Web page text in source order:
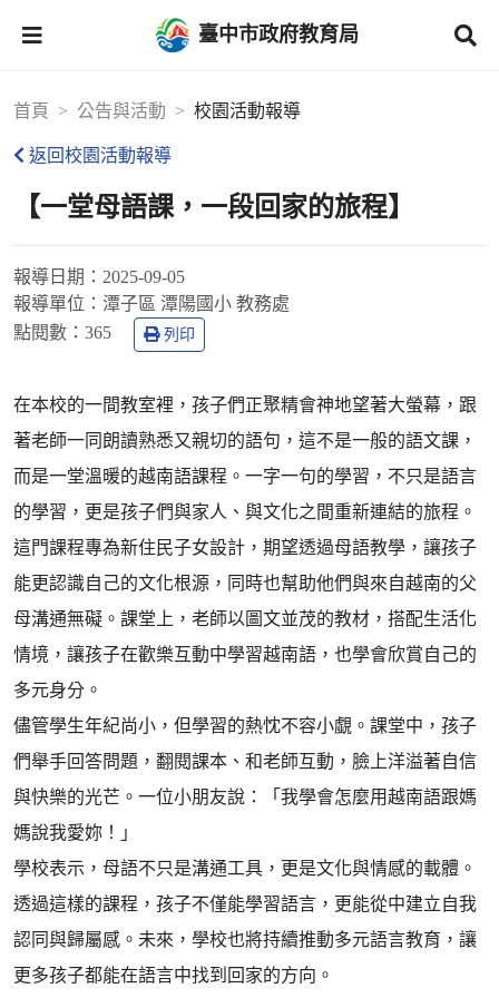
臺中市政府教育局
首頁 公告與活動 校園活動報導
返回校園活動報導
【一堂母語課，一段回家的旅程】
報導日期： 2025-09-05
報導單位： 潭子區 潭陽國小 教務處
點閱數： 365 列印
在本校的一間教室裡，孩子們正聚精會神地望著大螢幕，跟
著老師一同朗讀熟悉又親切的語句，這不是一般的語文課，
而是一堂溫暖的越南語課程。一字一句的學習，不只是語言
的學習，更是孩子們與家人、與文化之間重新連結的旅程。
這門課程專為新住民子女設計，期望透過母語教學，讓孩子
能更認識自己的文化根源，同時也幫助他們與來自越南的父
母溝通無礙。課堂上，老師以圖文並茂的教材，搭配生活化
情境，讓孩子在歡樂互動中學習越南語，也學會欣賞自己的
多元身分。
儘管學生年紀尚小，但學習的熱忱不容小覷。課堂中，孩子
們舉手回答問題，翻閱課本、和老師互動，臉上洋溢著自信
與快樂的光芒。一位小朋友說：「我學會怎麼用越南語跟媽
媽說我愛妳！」
學校表示，母語不只是溝通工具，更是文化與情感的載體。
透過這樣的課程，孩子不僅能學習語言，更能從中建立自我
認同與歸屬感。未來，學校也將持續推動多元語言教育，讓
更多孩子都能在語言中找到回家的方向。